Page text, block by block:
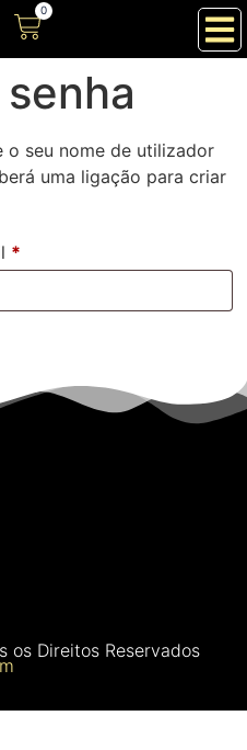
0
o seu nome de utilizador
uma ligação para criar
*
Direitos Reservados